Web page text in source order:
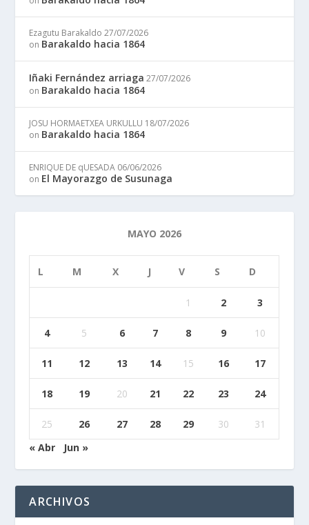
Ezagutu Barakaldo 27/07/2026
on Barakaldo hacia 1864
Iñaki Fernández arriaga 27/07/2026
on Barakaldo hacia 1864
JOSU HORMAETXEA URKULLU 18/07/2026
on Barakaldo hacia 1864
ENRIQUE DE qUESADA 06/06/2026
on El Mayorazgo de Susunaga
MAYO 2026
L M X J V S D
1 2 3
4 5 6 7 8 9 10
11 12 13 14 15 16 17
18 19 20 21 22 23 24
25 26 27 28 29 30
31
« Abr
Jun »
ARCHIVOS